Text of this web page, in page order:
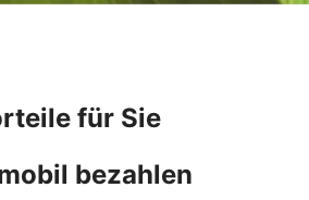
für Sie
bezahlen